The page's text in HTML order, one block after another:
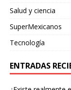
Salud y ciencia
SuperMexicanos
Tecnología
ENTRADAS